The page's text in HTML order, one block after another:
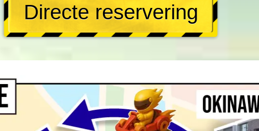
Directe reservering